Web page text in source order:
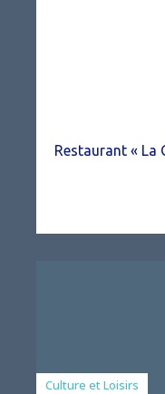
Restaurant « La
Associations
Culture et Loisirs